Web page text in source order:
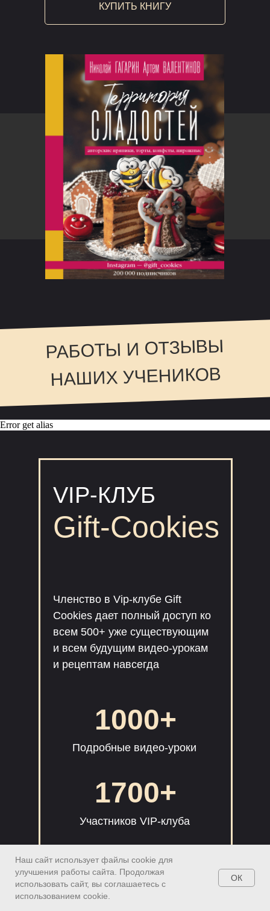
КУПИТЬ КНИГУ
РАБОТЫ И ОТЗЫВЫ
НАШИХ УЧЕНИКОВ
Error get alias
VIP-КЛУБ
Gift-Cookies
1000+
Подробные видео-уроки
Членство в Vip-клубе Gift
Cookies дает полный доступ ко
всем 500+ уже существующим
и всем будущим видео-урокам
и рецептам навсегда
1700+
Участников VIP-клуба
375+
Часов обучающих видео
Наш сайт использует файлы cookie для
улучшения работы сайта. Продолжая
использовать сайт, вы соглашаетесь с
использованием cookie.
ОК